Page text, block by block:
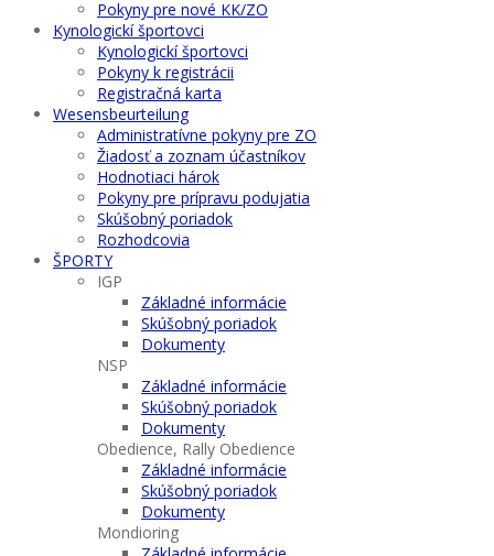
Pokyny pre nové KK/ZO
Kynologickí športovci
Kynologickí športovci
Pokyny k registrácii
Registračná karta
Wesensbeurteilung
Administratívne pokyny pre ZO
Žiadosť a zoznam účastníkov
Hodnotiaci hárok
Pokyny pre prípravu podujatia
Skúšobný poriadok
Rozhodcovia
ŠPORTY
IGP
Základné informácie
Skúšobný poriadok
Dokumenty
NSP
Základné informácie
Skúšobný poriadok
Dokumenty
Obedience, Rally Obedience
Základné informácie
Skúšobný poriadok
Dokumenty
Mondioring